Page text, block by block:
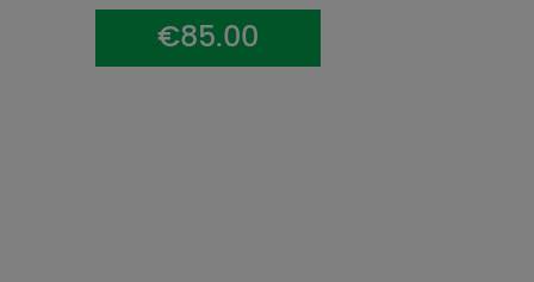
IMPRO PRIVĀTUMA POLITIKA
€85.00